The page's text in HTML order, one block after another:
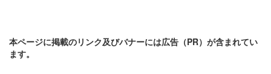
本ページに掲載のリンク及びバナーには広告（PR）が含まれてい
ます。